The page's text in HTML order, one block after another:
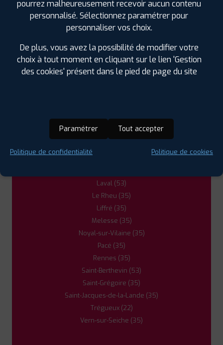
Acigné (35)
Bonchamp-lès-Laval (53)
Bruz (35)
Cesson-Sévigné (35)
Châteaubourg (35)
Châteaugiron (35)
Laval (53)
Le Rheu (35)
Liffré (35)
Melesse (35)
Noyal-sur-Vilaine (35)
Pacé (35)
Rennes (35)
Saint-Berthevin (53)
Saint-Grégoire (35)
Saint-Jacques-de-la-Lande (35)
Trégueux (22)
Vern-sur-Seiche (35)
pourrez malheureusement recevoir aucun contenu
personnalisé. Sélectionnez paramétrer pour
personnaliser vos choix.
De plus, vous avez la possibilité de modifier votre
choix à tout moment en cliquant sur le lien 'Gestion
des cookies' présent dans le pied de page du site
Paramétrer Tout accepter
Politique de confidentialité Politique de cookies